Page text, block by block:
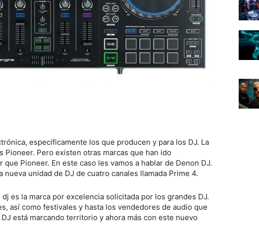
específicamente los que producen y para los DJ. La
Pioneer. Pero existen otras marcas que han ido
Pioneer. En este caso les vamos a hablar de Denon DJ.
nueva unidad de DJ de cuatro canales llamada Prime 4.
es la marca por excelencia solicitada por los grandes DJ.
así como festivales y hasta los vendedores de audio que
está marcando territorio y ahora más con este nuevo